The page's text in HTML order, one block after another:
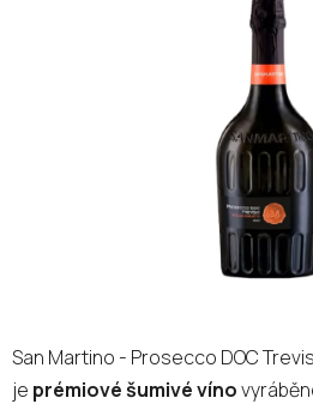
San Martino - Prosecco DOC
je prémiové šumivé víno